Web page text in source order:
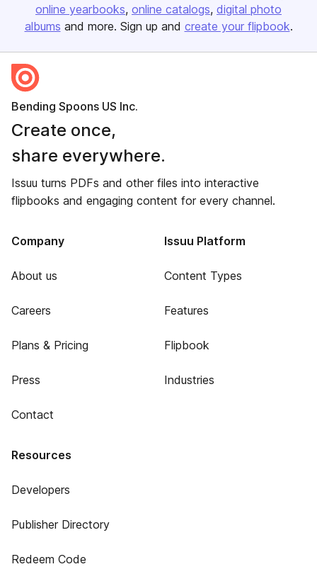
online yearbooks online catalogs digital photo
albums and more. Sign up and create your flipbook.
Bending Spoons US Inc.
Create once,
share everywhere.
Issuu turns PDFs and other files into interactive
flipbooks and engaging content for every channel.
Company
About us
Careers
Plans & Pricing
Press
Contact
Issuu Platform
Content Types
Features
Flipbook
Industries
Resources
Developers
Publisher Directory
Redeem Code